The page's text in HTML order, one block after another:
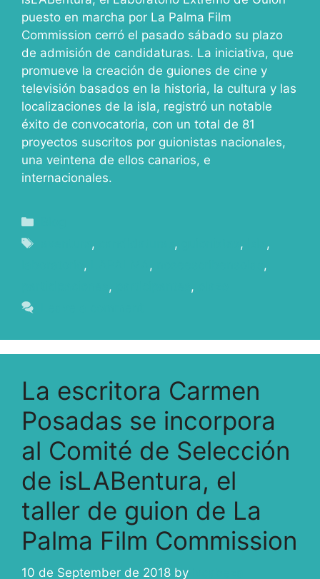
puesto en marcha por La Palma Film
Commission cerró el pasado sábado su plazo
de admisión de candidaturas. La iniciativa, que
promueve la creación de guiones de cine y
televisión basados en la historia, la cultura y las
localizaciones de la isla, registró un notable
éxito de convocatoria, con un total de 81
proyectos suscritos por guionistas nacionales,
una veintena de ellos canarios, e
internacionales.
, , ,
,
, ,
,
, ,
La escritora Carmen
Posadas se incorpora
al Comité de Selección
de isLABentura, el
taller de guion de La
Palma Film Commission
10 de September de 2018 by